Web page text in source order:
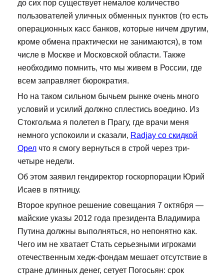
до сих пор существует немалое количество
пользователей уличных обменных пунктов (то есть
операционных касс банков, которые ничем другим,
кроме обмена практически не занимаются), в том
числе в Москве и Московской области. Также
необходимо помнить, что мы живем в России, где
всем заправляет бюрократия.
Но на таком сильном бычьем рынке очень много
условий и усилий должно сплестись воедино. Из
Стокгольма я полетел в Прагу, где врачи меня
немного успокоили и сказали, Radjay со скидкой
Орел что я смогу вернуться в строй через три-
четыре недели.
Об этом заявил гендиректор госкорпорации Юрий
Исаев в пятницу.
Второе крупное решение совещания 7 октября —
майские указы 2012 года президента Владимира
Путина должны выполняться, но непонятно как.
Чего им не хватает Стать серьезными игроками
отечественным хедж-фондам мешает отсутствие в
стране длинных денег, сетует Погосьян: срок